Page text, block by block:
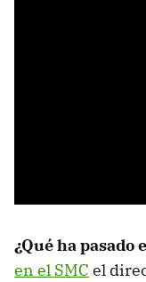
¿Qué ha pasado
en el SMC el